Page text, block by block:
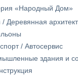
«Народный Дом»
/ Деревянная
/ Автосервис
здания и